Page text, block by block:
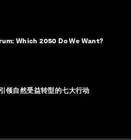
Which 2050 Do We Want?
领自然受益转型的七大行动